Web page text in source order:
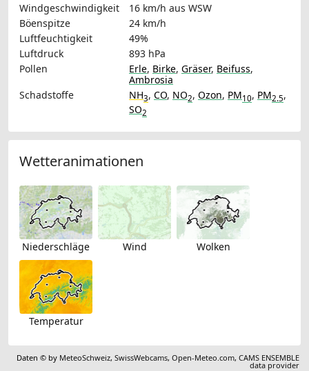
Windgeschwindigkeit
16 km/h aus WSW
Böenspitze
24 km/h
Luftfeuchtigkeit
49%
Luftdruck
893 hPa
Pollen
Erle, Birke, Gräser, Beifuss,
Ambrosia
Schadstoffe
NH3, CO, NO2, Ozon, PM10, PM2.5,
SO2
Wetteranimationen
Niederschläge Wind Wolken
Temperatur
Daten © by MeteoSchweiz,SwissWebcams,Open-Meteo.com,CAMS ENSEMBLE
data provider